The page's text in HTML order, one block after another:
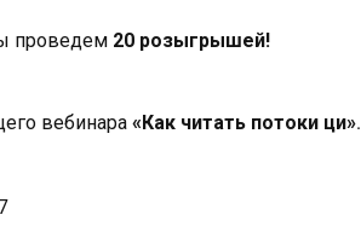
проведем 20 розыгрышей!
вебинара «Как читать потоки ци».